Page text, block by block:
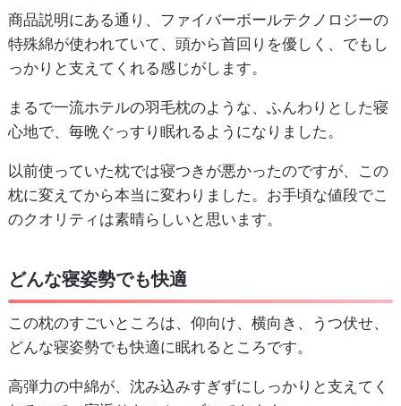
商品説明にある通り、ファイバーボールテクノロジーの
特殊綿が使われていて、頭から首回りを優しく、でもし
っかりと支えてくれる感じがします。
まるで一流ホテルの羽毛枕のような、ふんわりとした寝
心地で、毎晩ぐっすり眠れるようになりました。
以前使っていた枕では寝つきが悪かったのですが、この
枕に変えてから本当に変わりました。お手頃な値段でこ
のクオリティは素晴らしいと思います。
どんな寝姿勢でも快適
この枕のすごいところは、仰向け、横向き、うつ伏せ、
どんな寝姿勢でも快適に眠れるところです。
高弾力の中綿が、沈み込みすぎずにしっかりと支えてく